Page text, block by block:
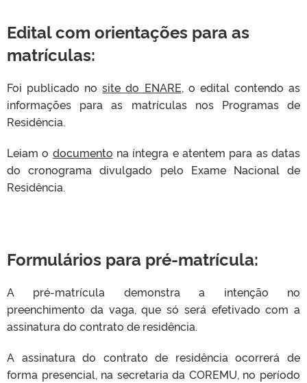
Edital com orientações para as
matrículas:
Foi publicado nosite do ENARE, o edital contendo as
informações para as matrículas nos Programas de
Residência.
Leiam o documento na íntegra e atentem para as datas
do cronograma divulgado pelo Exame Nacional de
Residência.
Formulários para pré-matrícula:
A pré-matrícula demonstra a intenção no
preenchimento da vaga, que só será efetivado com a
assinatura do contrato de residência.
A assinatura do contrato de residência ocorrerá de
forma presencial, na secretaria da COREMU, no período